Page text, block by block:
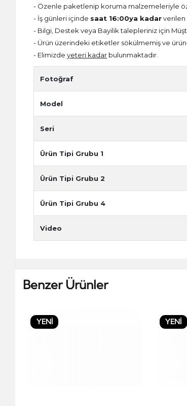
- Özenle paketlenip koruma malzemeleriyle
- İş günleri içinde saat 16:00ya kadarverilen
- Bilgi, Destek veya Bayilik talepleriniz için
- Ürün üzerindeki etiketler sökülmemiş ve
- Elimizdeyeteri kadar bulunmaktadır.
Fotoğraf
Model
Seri
Ürün Tipi Grubu 1
Ürün Tipi Grubu 2
Ürün Tipi Grubu 4
Video
Benzer Ürünler
YENİ YENİ